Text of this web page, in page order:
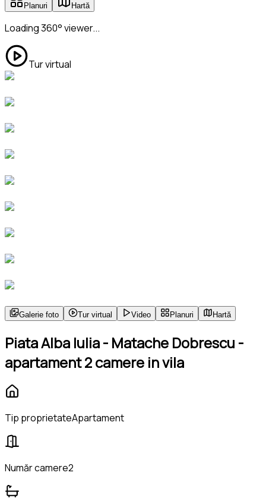
Planuri Hartă
Loading 360° viewer...
Tur virtual
Galerie foto Tur virtual Video Planuri Hartă
Piata Alba Iulia - Matache Dobrescu -
apartament 2 camere in vila
Tip proprietateApartament
Număr camere2